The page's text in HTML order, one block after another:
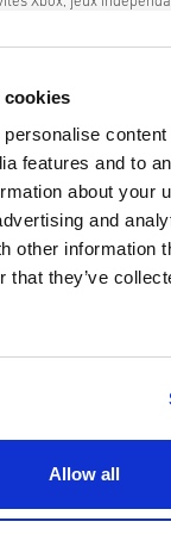
cookies
features and to
about your
and
other information
that they’ve
Allow all
et plus encore.
un ami ou un membre
le montant,
la carte cadeau
cadeau rapide, flexible
une fête ou juste
un code” et entrez le
cadeau Xbox 30